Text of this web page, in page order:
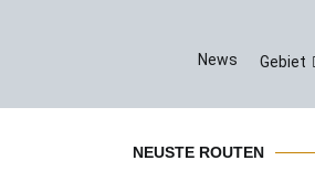
News Gebiet
NEUSTE ROUTEN